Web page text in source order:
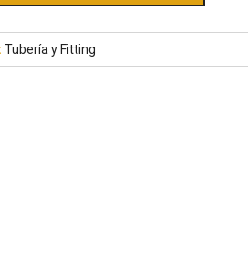
Tubería y Fitting